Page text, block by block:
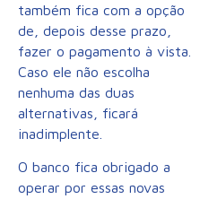
também fica com a opção
de, depois desse prazo,
fazer o pagamento à vista.
Caso ele não escolha
nenhuma das duas
alternativas, ficará
inadimplente.
O banco fica obrigado a
operar por essas novas